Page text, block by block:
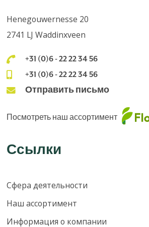
Henegouwernesse 20
2741 LJ Waddinxveen
+31 (0)6 - 22 22 34 56
+31 (0)6 - 22 22 34 56
Отправить письмо
Посмотреть наш ассортимент
Ссылки
Сфера деятельности
Наш ассортимент
Информация о компании